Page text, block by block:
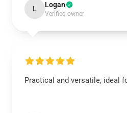
L Logan
Verified owner
Practical and versatile, ideal